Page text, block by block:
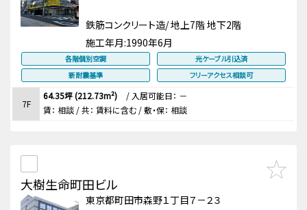
鉄筋コンクリート造/ 地上7階 地下2階
施工年月:1990年6月
各階個別空調
光ケーブル引込済
新耐震基準
フリーアクセス相談可
7F
64.35坪 (212.73m²) / 入居可能日： －
賃： 相談 / 共： 賃料に含む / 敷・保： 相談
大樹生命町田ビル
東京都町田市森野１丁目７－２３